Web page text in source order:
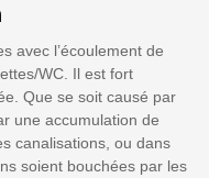
avec l’écoulement de
WC. Il est fort
Que se soit causé par
une accumulation de
canalisations, ou dans
soient bouchées par les